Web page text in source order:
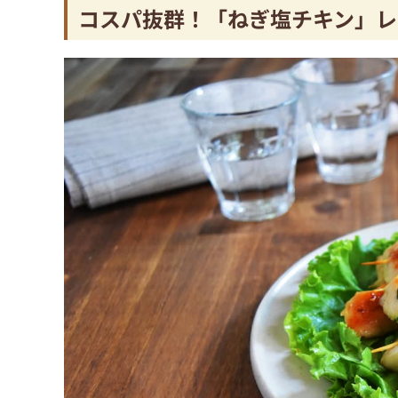
コスパ抜群！「ねぎ塩チキン」